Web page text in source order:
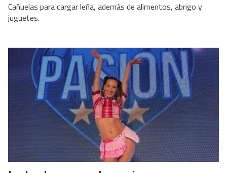
Cañuelas para cargar leña, además de alimentos, abrigo y
juguetes.